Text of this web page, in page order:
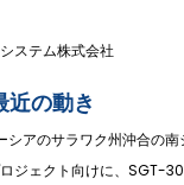
ステム株式会社
近の動き
アのサラワク州沖合の南
ジェクト向けに、SGT-